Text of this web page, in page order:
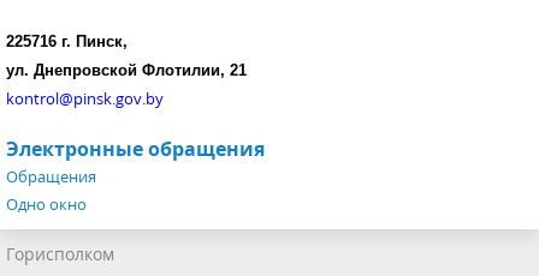
225716 г. Пинск,
ул. Днепровской Флотилии, 21
kontrol@pinsk.gov.by
Электронные обращения
Обращения
Одно окно
Горисполком